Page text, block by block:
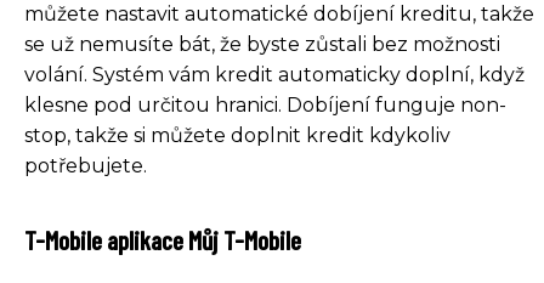
můžete nastavit automatické dobíjení kreditu, takže
se už nemusíte bát, že byste zůstali bez možnosti
volání. Systém vám kredit automaticky doplní, když
klesne pod určitou hranici. Dobíjení funguje non-
stop, takže si můžete doplnit kredit kdykoliv
potřebujete.
T-Mobile aplikace Můj T-Mobile